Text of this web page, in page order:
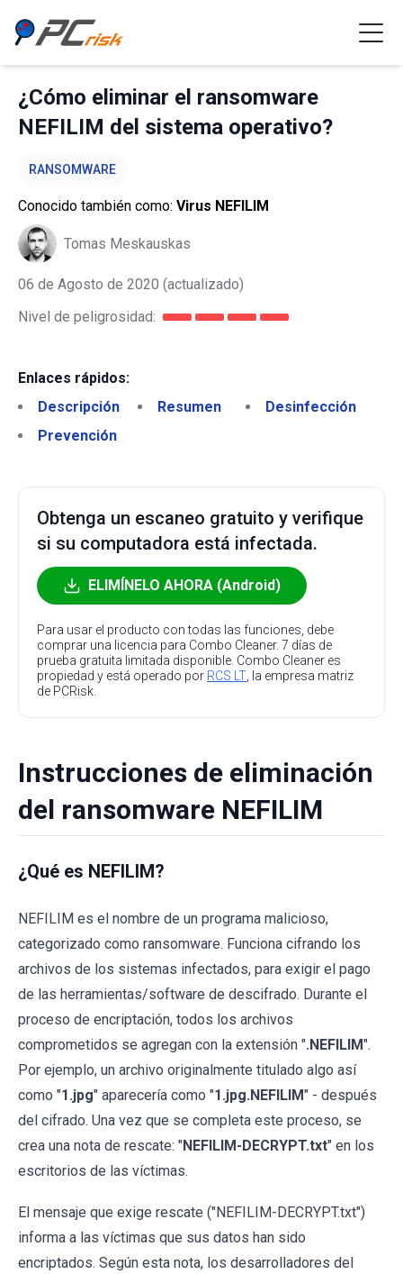
¿Cómo eliminar el ransomware
NEFILIM del sistema operativo?
RANSOMWARE
Conocido también como: Virus NEFILIM
Tomas Meskauskas
06 de Agosto de 2020 (actualizado)
Nivel de peligrosidad:
Enlaces rápidos:
Descripción
Resumen
Desinfección
Prevención
Obtenga un escaneo gratuito y verifique
si su computadora está infectada.
ELIMÍNELO AHORA (Android)
Para usar el producto con todas las funciones, debe
comprar una licencia para Combo Cleaner. 7 días de
prueba gratuita limitada disponible. Combo Cleaner es
propiedad y está operado por RCS LT , la empresa matriz
de PCRisk.
Instrucciones de eliminación
del ransomware NEFILIM
¿Qué es NEFILIM?
NEFILIM es el nombre de un programa malicioso,
categorizado como ransomware. Funciona cifrando los
archivos de los sistemas infectados, para exigir el pago
de las herramientas/software de descifrado. Durante el
proceso de encriptación, todos los archivos
comprometidos se agregan con la extensión ".NEFILIM".
Por ejemplo, un archivo originalmente titulado algo así
como "1.jpg" aparecería como "1.jpg.NEFILIM" - después
del cifrado. Una vez que se completa este proceso, se
crea una nota de rescate: "NEFILIM-DECRYPT.txt" en los
escritorios de las víctimas.
El mensaje que exige rescate ("NEFILIM-DECRYPT.txt")
informa a las víctimas que sus datos han sido
encriptados. Según esta nota, los desarrolladores del